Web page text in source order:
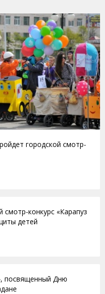
городской смотр-
конкурс «Карапуз
детей
посвященный Дню